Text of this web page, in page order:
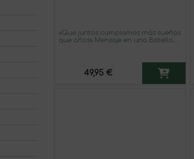
«Que juntos cumplamos más sueños
que años» Mensaje en una Botella.
49,95 €